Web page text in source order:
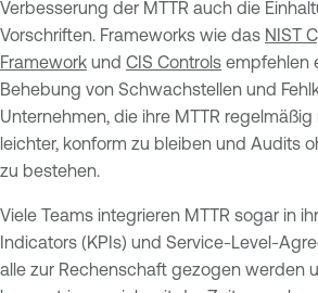
Verbesserung der MTTR auch die
Vorschriften. Frameworks wie das NIST
Framework und CIS Controls empfehlen
Behebung von Schwachstellen und
Unternehmen, die ihre MTTR
leichter, konform zu bleiben und Audits
zu bestehen.
Viele Teams integrieren MTTR sogar in
Indicators (KPIs) und Service-Level-
alle zur Rechenschaft gezogen werden